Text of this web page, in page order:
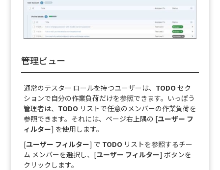
管理ビュー
通常のテスター ロールを持つユーザーは、 TODO セク
ションで自分の作業負荷だけを参照できます。いっぽう
管理者は、 TODO リストで任意のメンバーの作業負荷を
参照できます。それには、ページ右上隅の [ユーザー フ
ィルター] を使用します。
[ユーザー フィルター] で TODO リストを参照するチー
ム メンバーを選択し、[ユーザー フィルター] ボタンを
クリックします。